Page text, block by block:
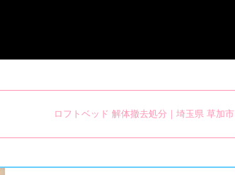
ロフトベッド 解体撤去処分｜埼玉県 草加市